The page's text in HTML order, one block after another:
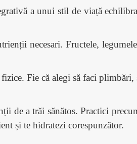
a unui stil de viață
necesari. Fructele,
Fie că alegi să faci plimbări,
de a trăi sănătos. Practici
și te hidratezi corespunzător.